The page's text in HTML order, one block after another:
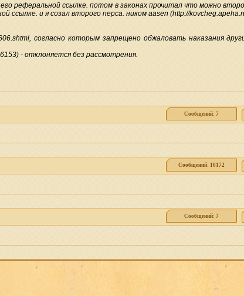
его реферальной ссылке. потом в законах прочитал что можно
и я созал второго перса. ником aasen (http://
согласно которым запрещено обжаловать наказания
- отклоняется без рассмотрения.
Сообщений: 7
Сообщений: 10172
Сообщений: 7